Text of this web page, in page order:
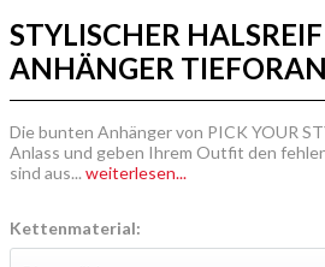
STYLISCHER
ANHÄNGER
Die bunten Anhänger von PICK YOUR
Anlass und geben Ihrem Outfit den
sind aus... weiterlesen...
Kettenmaterial: